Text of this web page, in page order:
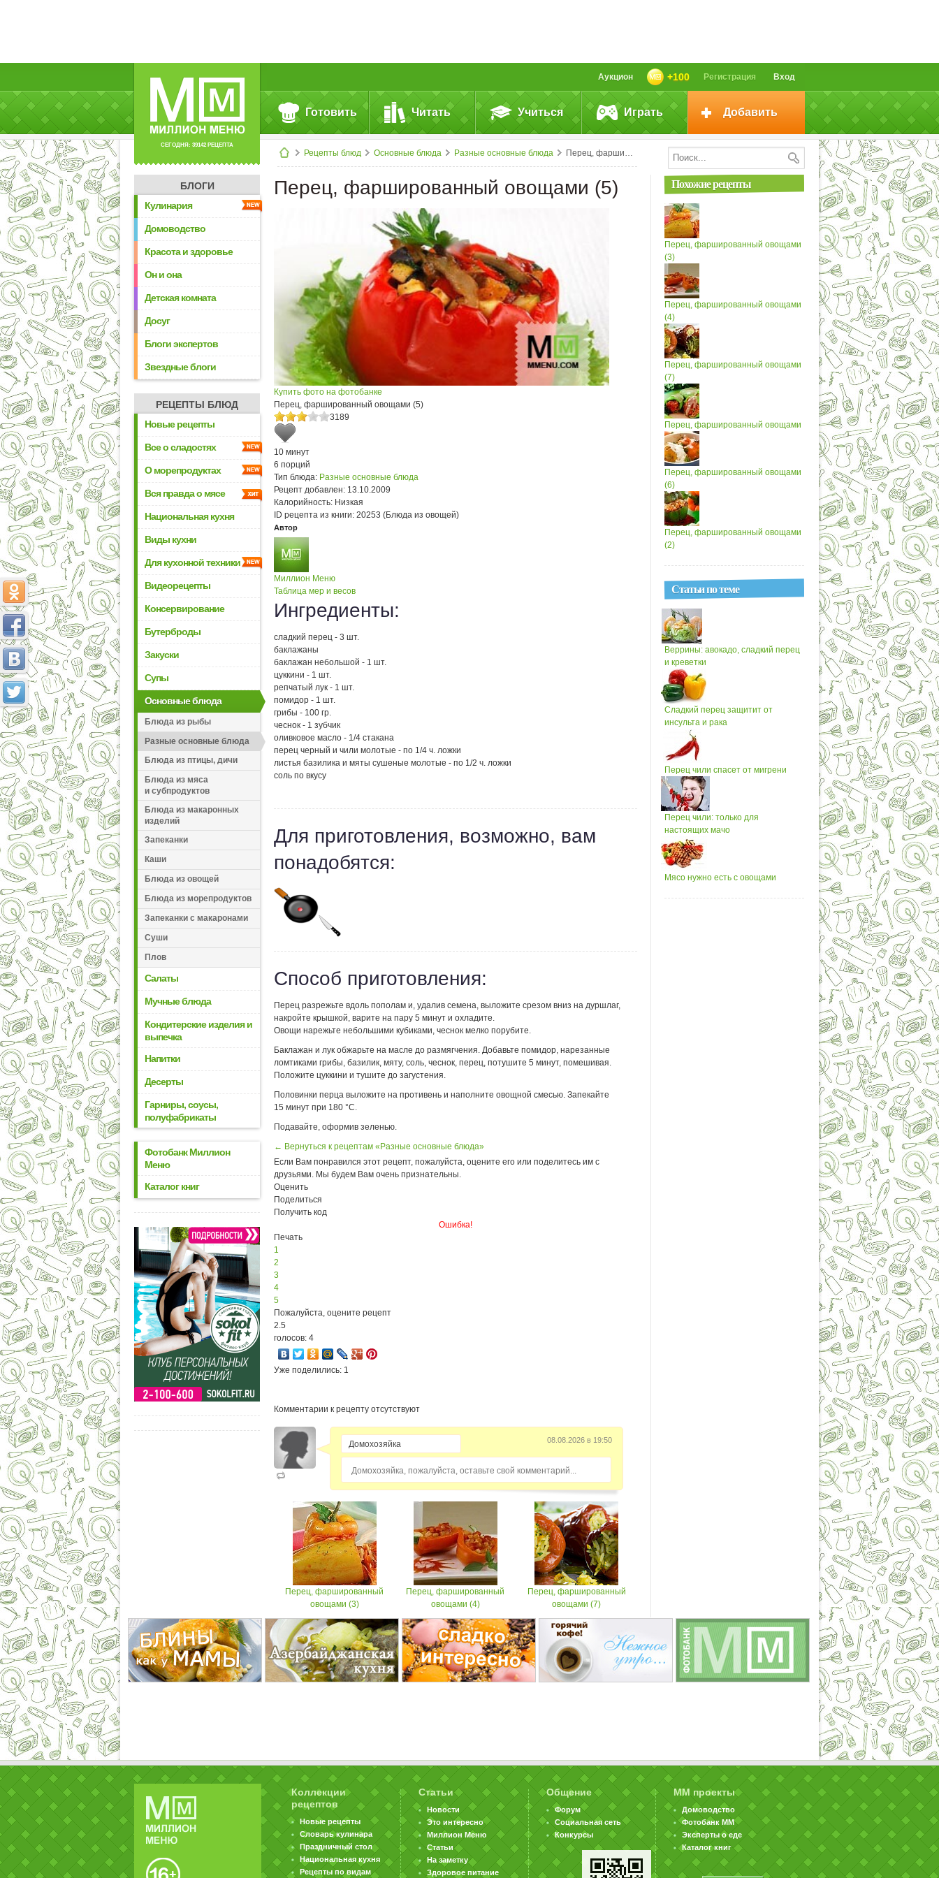
СЕГОДНЯ: 39142 РЕЦЕПТА
Вход
Регистрация
+100
Аукцион
Готовить Читать Учиться Играть Добавить
Рецепты блюд Основные блюда Разные основные блюда Перец, фаршированный овощами (5)
БЛОГИ
Кулинария
Домоводство
Красота и здоровье
Он и она
Детская комната
Досуг
Блоги экспертов
Звездные блоги
РЕЦЕПТЫ БЛЮД
Новые рецепты
Все о сладостях
О морепродуктах
Вся правда о мясе
Национальная кухня
Виды кухни
Для кухонной техники
Видеорецепты
Консервирование
Бутерброды
Закуски
Супы
Основные блюда
Блюда из рыбы
Разные основные блюда
Блюда из птицы, дичи
Блюда из мяса
и субпродуктов
Блюда из макаронных
изделий
Запеканки
Каши
Блюда из овощей
Блюда из морепродуктов
Запеканки с макаронами
Суши
Плов
Салаты
Мучные блюда
Кондитерские изделия и
выпечка
Напитки
Десерты
Гарниры, соусы,
полуфабрикаты
Фотобанк Миллион
Меню
Каталог книг
Перец, фаршированный овощами (5)
Купить фото на фотобанке
Перец, фаршированный овощами (5)
3189
10 минут
6 порций
Тип блюда: Разные основные блюда
Рецепт добавлен: 13.10.2009
Калорийность: Низкая
ID рецепта из книги: 20253 (Блюда из овощей)
Автор
Миллион Меню
Таблица мер и весов
Ингредиенты:
сладкий перец - 3 шт.
баклажаны
баклажан небольшой - 1 шт.
цуккини - 1 шт.
репчатый лук - 1 шт.
помидор - 1 шт.
грибы - 100 гр.
чеснок - 1 зубчик
оливковое масло - 1/4 стакана
перец черный и чили молотые - по 1/4 ч. ложки
листья базилика и мяты сушеные молотые - по 1/2 ч. ложки
соль по вкусу
Для приготовления, возможно, вам
понадобятся:
Способ приготовления:
Перец разрежьте вдоль пополам и, удалив семена, выложите срезом вниз на дуршлаг,
накройте крышкой, варите на пару 5 минут и охладите.
Овощи нарежьте небольшими кубиками, чеснок мелко порубите.
Баклажан и лук обжарьте на масле до размягчения. Добавьте помидор, нарезанные
ломтиками грибы, базилик, мяту, соль, чеснок, перец, потушите 5 минут, помешивая.
Положите цуккини и тушите до загустения.
Половинки перца выложите на противень и наполните овощной смесью. Запекайте
15 минут при 180 °С.
Подавайте, оформив зеленью.
← Вернуться к рецептам «Разные основные блюда»
Если Вам понравился этот рецепт, пожалуйста, оцените его или поделитесь им с
друзьями. Мы будем Вам очень признательны.
Оценить
Поделиться
Получить код
Ошибка!
Печать
1
2
3
4
5
Пожалуйста, оцените рецепт
2.5
голосов: 4
Уже поделились: 1
Комментарии к рецепту отсутствуют
08.08.2026 в 19:50
Домохозяйка, пожалуйста, оставьте свой комментарий...
Перец, фаршированный
овощами (3)
Перец, фаршированный
овощами (4)
Перец, фаршированный
овощами (7)
Похожие рецепты
Перец, фаршированный овощами
(3)
Перец, фаршированный овощами
(4)
Перец, фаршированный овощами
(7)
Перец, фаршированный овощами
Перец, фаршированный овощами
(6)
Перец, фаршированный овощами
(2)
Статьи по теме
Веррины: авокадо, сладкий перец
и креветки
Сладкий перец защитит от
инсульта и рака
Перец чили спасет от мигрени
Перец чили: только для
настоящих мачо
Мясо нужно есть с овощами
Коллекции
рецептов
Новые рецепты
Словарь кулинара
Праздничный стол
Национальная кухня
Рецепты по видам
Статьи
Новости
Это интересно
Миллион Меню
Статьи
На заметку
Здоровое питание
Общение
Форум
Социальная сеть
Конкурсы
ММ проекты
Домоводство
Фотобанк ММ
Эксперты о еде
Каталог книг